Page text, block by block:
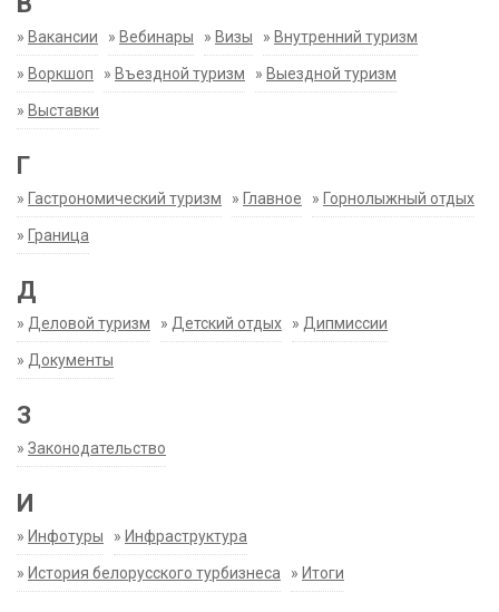
» Вакансии » Вебинары » Визы » Внутренний туризм
» Воркшоп » Въездной туризм » Выездной туризм
» Выставки
Г
» Гастрономический туризм » Главное » Горнолыжный отдых
» Граница
Д
» Деловой туризм » Детский отдых » Дипмиссии
» Документы
З
» Законодательство
И
» Инфотуры » Инфраструктура
» История белорусского турбизнеса » Итоги